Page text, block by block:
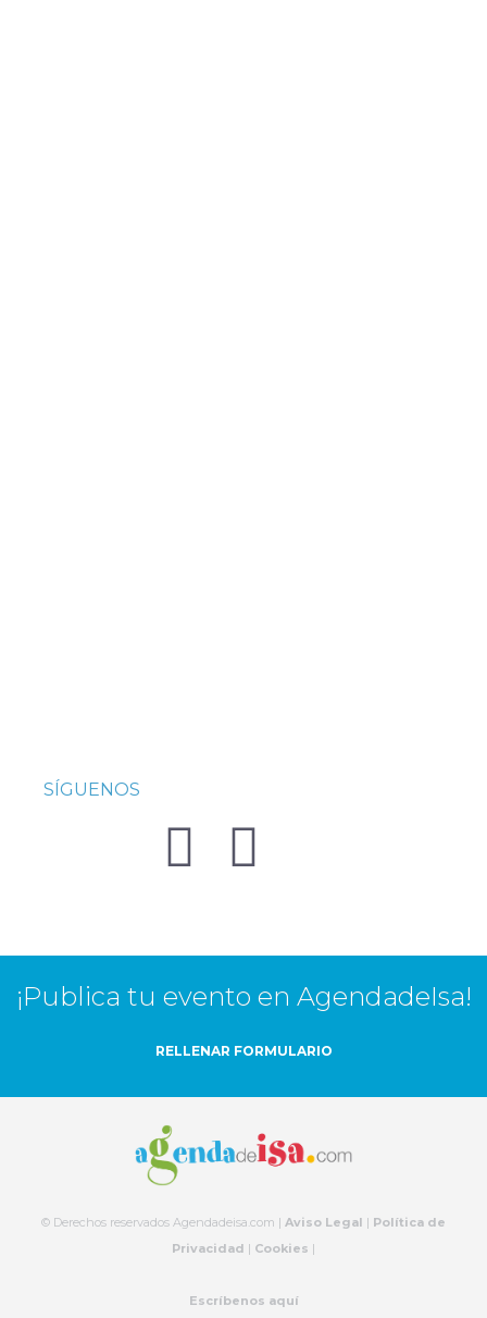
SÍGUENOS
¡Publica tu evento en AgendadeIsa!
RELLENAR FORMULARIO
© Derechos reservados Agendadeisa.com | Aviso Legal | Política de
Privacidad | Cookies |
Escríbenos aquí